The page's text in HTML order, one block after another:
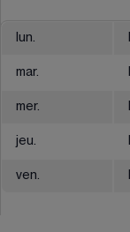
lun.
mar.
mer.
jeu.
ven.